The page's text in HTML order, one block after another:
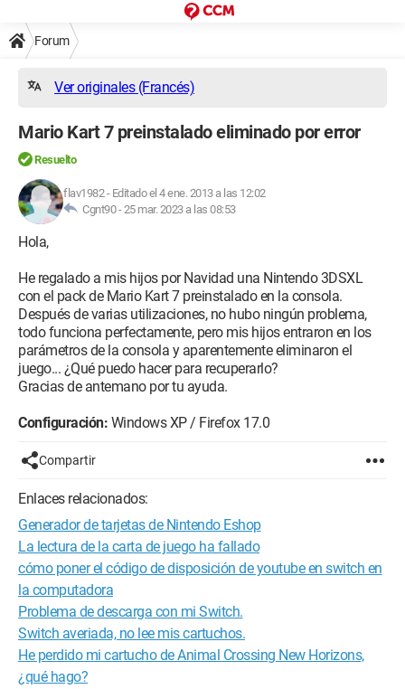
Forum
Ver originales (Francés)
Mario Kart 7 preinstalado eliminado por error
Resuelto
flav1982- Editado el 4 ene. 2013 a las 12:02
Cgnt90 -25 mar. 2023 a las 08:53
Hola,
He regalado a mis hijos por Navidad una Nintendo 3DSXL
con el pack de Mario Kart 7 preinstalado en la consola.
Después de varias utilizaciones, no hubo ningún problema,
todo funciona perfectamente, pero mis hijos entraron en los
parámetros de la consola y aparentemente eliminaron el
juego... ¿Qué puedo hacer para recuperarlo?
Gracias de antemano por tu ayuda.
Configuración: Windows XP / Firefox 17.0
Compartir
Enlaces relacionados:
Generador de tarjetas de Nintendo Eshop
La lectura de la carta de juego ha fallado
cómo poner el código de disposición de youtube en switch en
la computadora
Problema de descarga con mi Switch.
Switch averiada, no lee mis cartuchos.
He perdido mi cartucho de Animal Crossing New Horizons,
¿qué hago?